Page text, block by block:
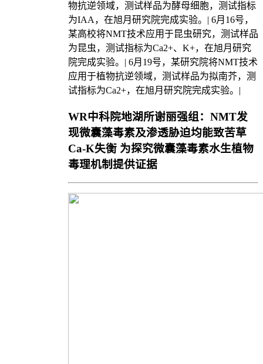
物抗逆领域，测试样品为酵母细胞，测试指标
为IAA，在旭月研究院完成实验。| 6月16号，
某高校将NMT技术应用于昆虫研究，测试样品
为昆虫，测试指标为Ca2+、K+，在旭月研究
院完成实验。| 6月19号，某研究院将NMT技术
应用于植物抗逆领域，测试样品为拟南芥，测
试指标为Ca2+，在旭月研究院完成实验。|
WR中科院地湖所谢丽强组：NMT发
现微囊藻毒素及渗透胁迫均能致苦草
Ca-K失衡 为探究微囊藻毒素水生植物
毒理机制提供证据